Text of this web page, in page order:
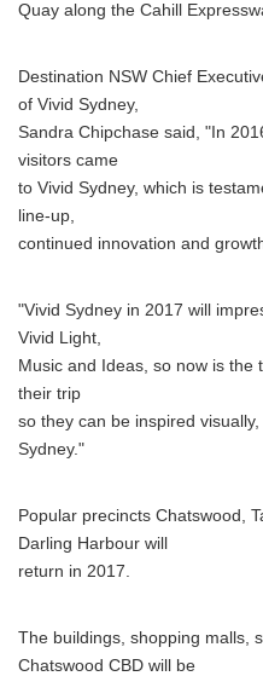
Quay along the Cahill
Destination NSW Chief
of Vivid Sydney,
Sandra Chipchase said, "In
visitors came
to Vivid Sydney, which is
line-up,
continued innovation and
"Vivid Sydney in 2017 will
Vivid Light,
Music and Ideas, so now is the
their trip
so they can be inspired
Sydney."
Popular precincts Chatswood,
Darling Harbour will
return in 2017.
The buildings, shopping malls,
Chatswood CBD will be